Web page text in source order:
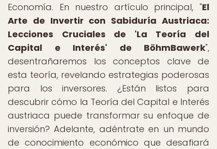
Economía. En nuestro artículo principal, "El
Arte de Invertir con Sabiduría Austriaca:
Lecciones Cruciales de 'La Teoría del
Capital e Interés' de BöhmBawerk",
desentrañaremos los conceptos clave de
esta teoría, revelando estrategias poderosas
para los inversores. ¿Están listos para
descubrir cómo la Teoría del Capital e Interés
austriaca puede transformar su enfoque de
inversión? Adelante, adéntrate en un mundo
de conocimiento económico que desafiará